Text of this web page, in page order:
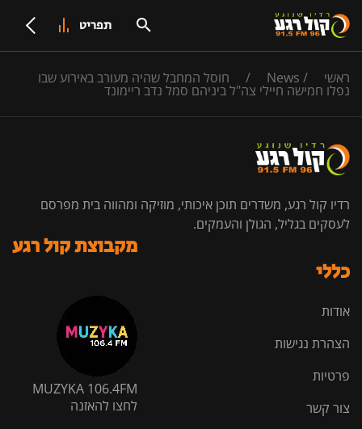
תפריט
ראשי /
News
/ חוסל המחבל שהיה מעורב באירוע שבו
נפלו חמישה חיילי צה"ל ביניהם סמל נדב ריימונד
רדיו קול רגע, משדרים תוכן איכותי, מוזיקה ומהווה בית מפרסם
לעסקים בגליל, הגולן והעמקים.
כללי
אודות
הצהרת נגישות
פרטיות
צור קשר
מקבוצת קול רגע
MUZYKA 106.4FM
לחצו להאזנה